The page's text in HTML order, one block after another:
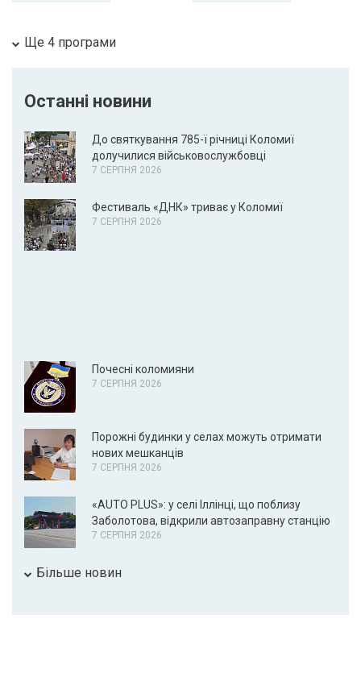
Ще 4 програми
Останні новини
До святкування 785-ї річниці Коломиї
долучилися військовослужбовці
7 СЕРПНЯ 2026
Фестиваль «ДНК» триває у Коломиї
7 СЕРПНЯ 2026
Почесні коломияни
7 СЕРПНЯ 2026
Порожні будинки у селах можуть отримати
нових мешканців
7 СЕРПНЯ 2026
«AUTO PLUS»: у селі Іллінці, що поблизу
Заболотова, відкрили автозаправну станцію
7 СЕРПНЯ 2026
Більше новин